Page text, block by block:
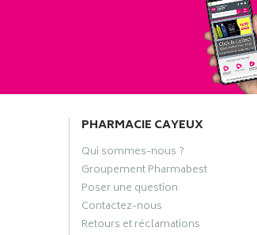
PHARMACIE CAYEUX
Qui sommes-nous ?
Groupement Pharmabest
Poser une question
Contactez-nous
Retours et réclamations